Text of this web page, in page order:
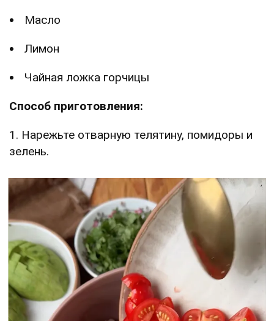
Масло
Лимон
Чайная ложка горчицы
Способ приготовления:
1️. Нарежьте отварную телятину, помидоры и
зелень.